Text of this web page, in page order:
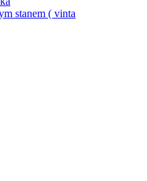
stanem ( vinta